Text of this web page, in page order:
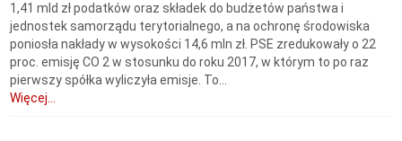
1,41 mld zł podatków oraz składek do budżetów państwa i
jednostek samorządu terytorialnego, a na ochronę środowiska
poniosła nakłady w wysokości 14,6 mln zł. PSE zredukowały o 22
proc. emisję CO 2 w stosunku do roku 2017, w którym to po raz
pierwszy spółka wyliczyła emisje. To...
Więcej...